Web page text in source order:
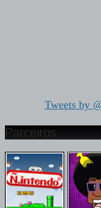
Tweets by
Parceiros